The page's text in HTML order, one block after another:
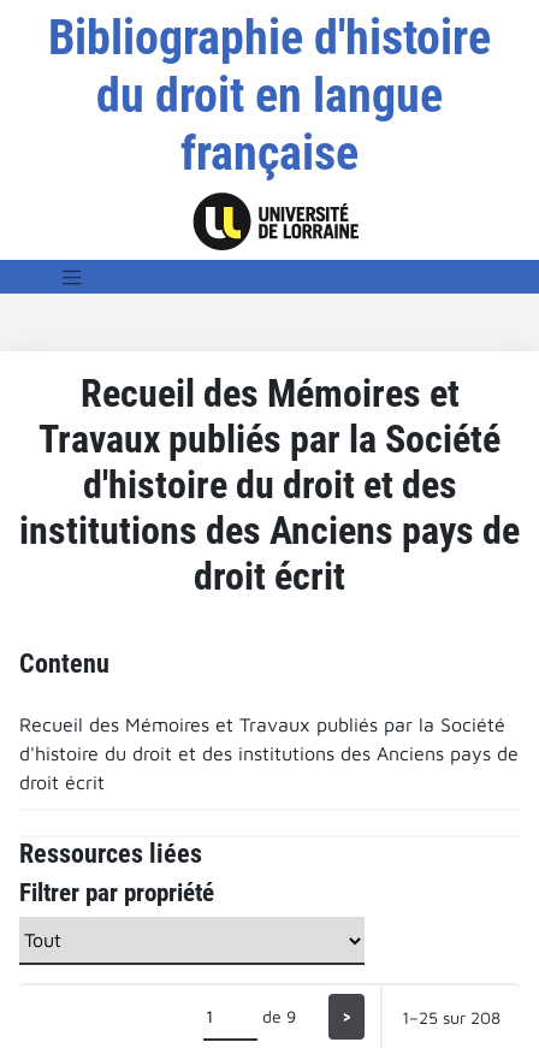
Bibliographie d'histoire
du droit en langue
française
Recueil des Mémoires et
Travaux publiés par la Société
d'histoire du droit et des
institutions des Anciens pays de
droit écrit
Contenu
Recueil des Mémoires et Travaux publiés par la Société
d'histoire du droit et des institutions des Anciens pays de
droit écrit
Ressources liées
Filtrer par propriété
de 9 > 1–25 sur 208